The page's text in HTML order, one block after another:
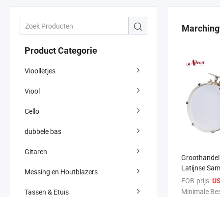
Product Categorie
Vioolletjes
Viool
Cello
dubbele bas
Gitaren
Messing en Houtblazers
Tassen & Etuis
Latijnse
FOB-prijs:
Minimale